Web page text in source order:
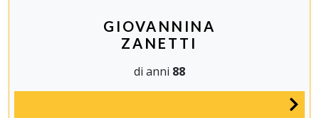
GIOVANNINA
ZANETTI
di anni 88